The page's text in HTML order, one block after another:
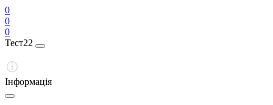
0
0
0
Тест22
Інформація